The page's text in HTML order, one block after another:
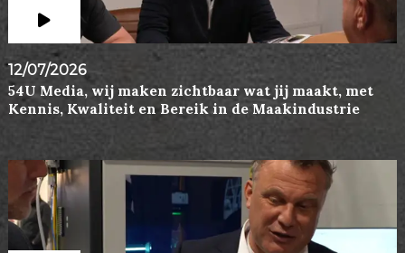
12/07/2026
54U Media, wij maken zichtbaar wat jij maakt, met
Kennis, Kwaliteit en Bereik in de Maakindustrie